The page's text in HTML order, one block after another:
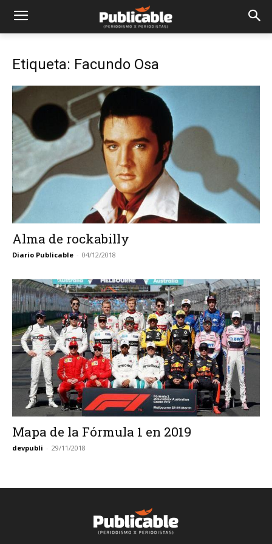
Etiqueta: Facundo Osa
Alma de rockabilly
Diario Publicable - 04/12/2018
Mapa de la Fórmula 1 en 2019
devpubli - 29/11/2018